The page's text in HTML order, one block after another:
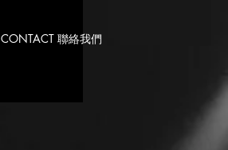
CONTACT 聯絡我們